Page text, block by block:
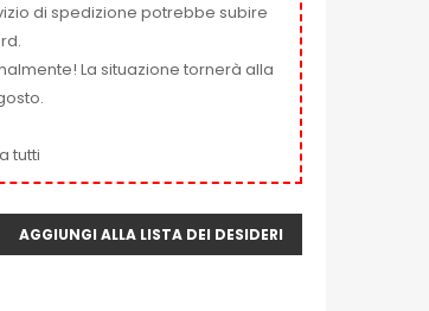
di spedizione potrebbe subire
La situazione tornerà alla
tutti
AGGIUNGI ALLA LISTA DEI DESIDERI